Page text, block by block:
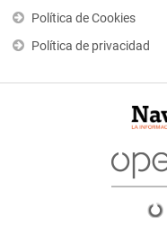
Política de Cookies
Política de privacidad